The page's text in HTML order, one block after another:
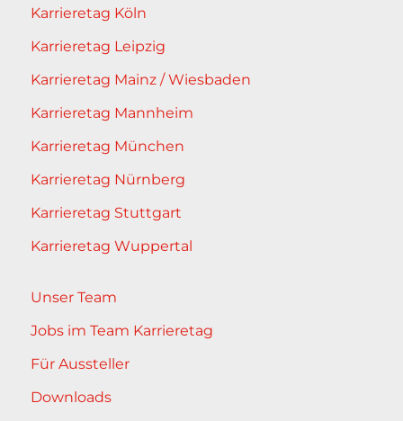
Karrieretag Köln
Karrieretag Leipzig
Karrieretag Mainz / Wiesbaden
Karrieretag Mannheim
Karrieretag München
Karrieretag Nürnberg
Karrieretag Stuttgart
Karrieretag Wuppertal
Unser Team
Jobs im Team Karrieretag
Für Aussteller
Downloads